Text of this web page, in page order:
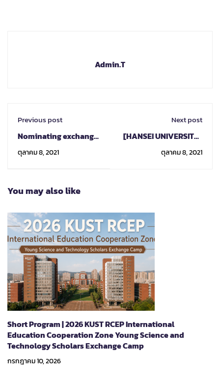
Admin.T
Previous post
Nominating exchange
students to Avans
University of Applied
ตุลาคม 8, 2021
Next post
[HANSEI UNIVERSITY]
2022-1(Spring)
Exchange Student
ตุลาคม 8, 2021
You may also like
Short Program | 2026 KUST RCEP International
Education Cooperation Zone Young Science and
Technology Scholars Exchange Camp
กรกฎาคม 10, 2026